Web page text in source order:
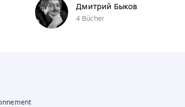
Дмитрий Быков
4 Bücher